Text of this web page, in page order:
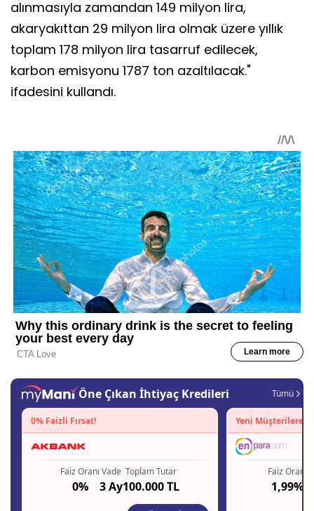
alınmasıyla zamandan 149 milyon lira,
akaryakıttan 29 milyon lira olmak üzere yıllık
toplam 178 milyon lira tasarruf edilecek,
karbon emisyonu 1787 ton azaltılacak."
ifadesini kullandı.